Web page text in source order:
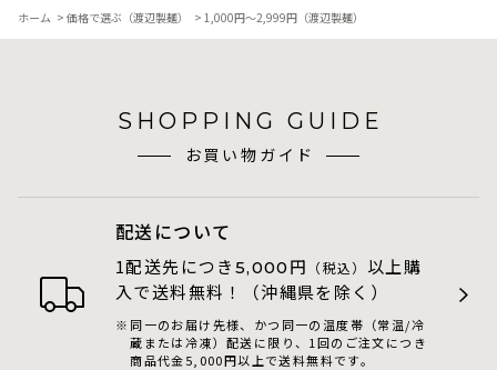
ホーム > 価格で選ぶ（渡辺製麺） > 1,000円～2,999円（渡辺製麺）
SHOPPING GUIDE
お買い物ガイド
配送について
1配送先につき 5,000 円 （税込） 以上購
入で送料無料！（沖縄県を除く）
同一のお届け先様、かつ同一の温度帯（常温/冷
蔵または冷凍）配送に限り、1回のご注文につき
商品代金5,000円以上で送料無料です。